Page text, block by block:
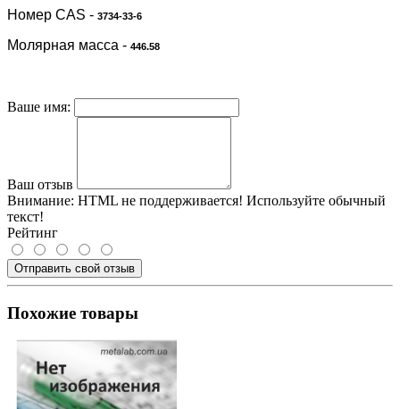
Номер CAS - 3734-33-6
Молярная масса - 446.58
Ваше имя:
Ваш отзыв
Внимание: HTML не поддерживается! Используйте обычный
текст!
Рейтинг
Отправить свой отзыв
Похожие товары